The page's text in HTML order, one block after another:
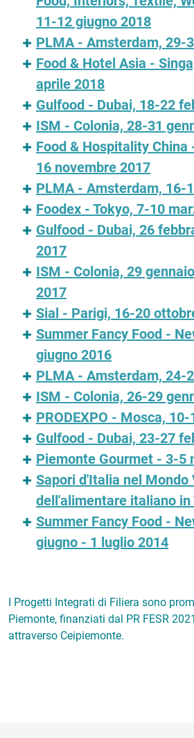
11-12 giugno 2018
PLMA - Amsterdam, 29-
Food & Hotel Asia -
aprile 2018
Gulfood - Dubai, 18-22
ISM - Colonia, 28-31
Food & Hospitality China
16 novembre 2017
PLMA - Amsterdam, 16-
Foodex - Tokyo, 7-10
Gulfood - Dubai, 26
2017
ISM - Colonia, 29
2017
Sial - Parigi, 16-20
Summer Fancy Food -
giugno 2016
PLMA - Amsterdam, 24-
ISM - Colonia, 26-29
PRODEXPO - Mosca,
Gulfood - Dubai, 23-27
Piemonte Gourmet - 3-5
Sapori d'Italia nel Mondo
dell'alimentare italiano in
Summer Fancy Food -
giugno - 1 luglio 2014
I Progetti Integrati di Filiera sono
Piemonte, finanziati dal PR FESR
attraverso Ceipiemonte.